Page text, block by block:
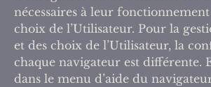
nécessaires à leur
choix de l’Utilisateur. Pour la
et des choix de l’Utilisateur, la
chaque navigateur est différente.
dans le menu d’aide du